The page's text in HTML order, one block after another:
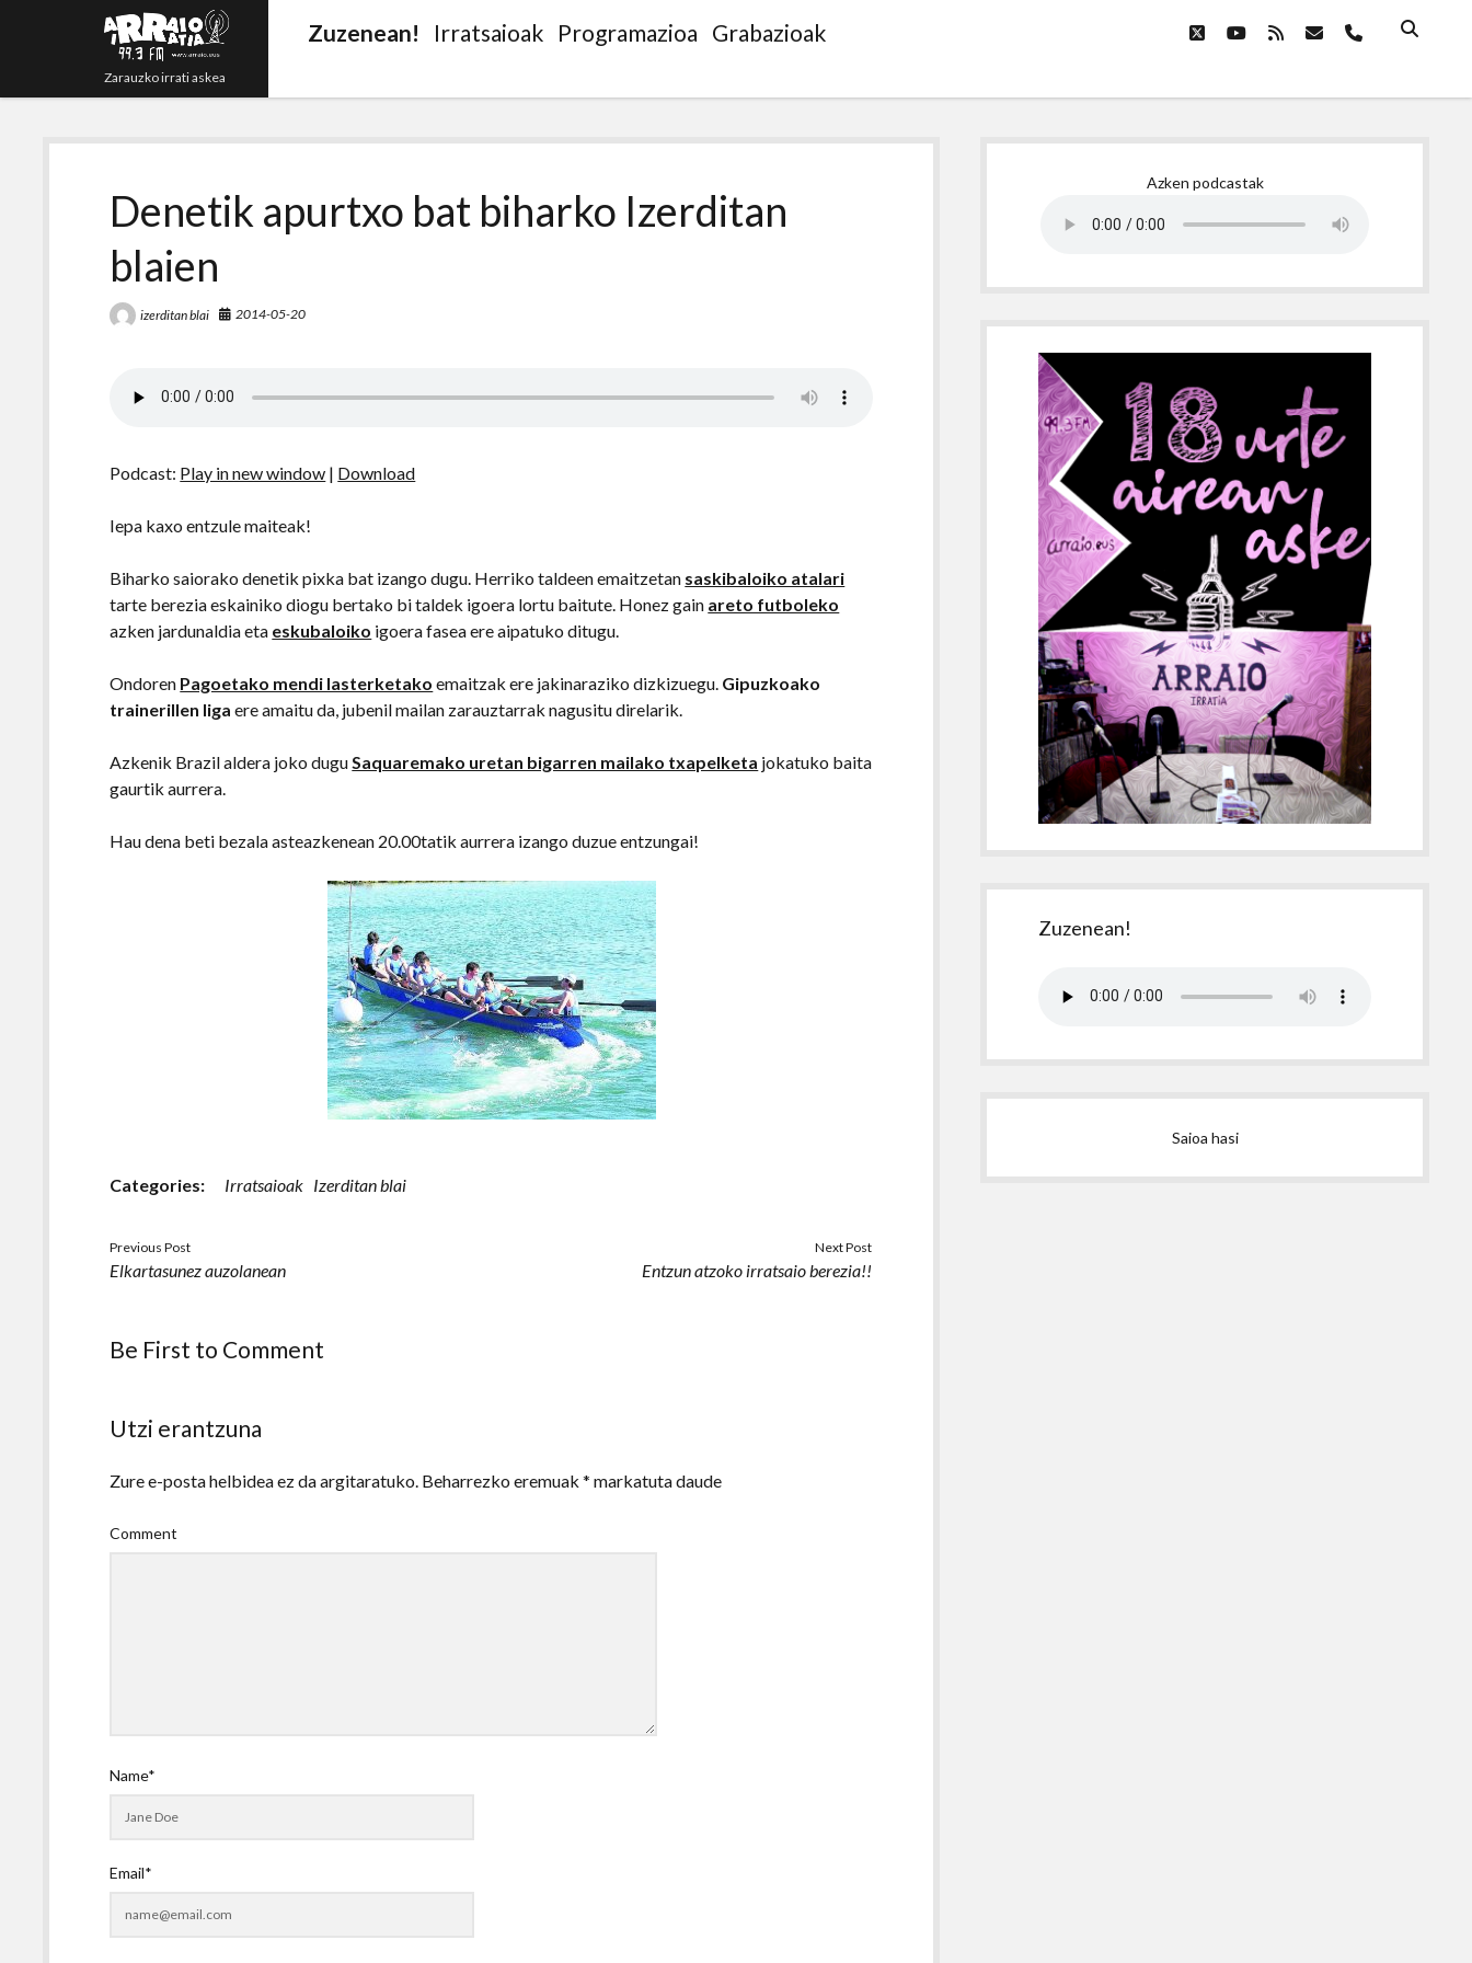
Zarauzko irrati askea
Zuzenean! Irratsaioak Programazioa Grabazioak twitteryoutube
rss emailphone
Denetik apurtxo bat biharko Izerditan
blaien
izerditan blai 2014-05-20
Podcast: Play in new window | Download
Iepa kaxo entzule maiteak!
Biharko saiorako denetik pixka bat izango dugu. Herriko taldeen emaitzetan saskibaloiko atalari
tarte berezia eskainiko diogu bertako bi taldek igoera lortu baitute. Honez gain areto futboleko
azken jardunaldia eta eskubaloiko igoera fasea ere aipatuko ditugu.
Ondoren Pagoetako mendi lasterketako emaitzak ere jakinaraziko dizkizuegu. Gipuzkoako
trainerillen liga ere amaitu da, jubenil mailan zarauztarrak nagusitu direlarik.
Azkenik Brazil aldera joko duguSaquaremako uretan bigarren mailako txapelketa jokatuko baita
gaurtik aurrera.
Hau dena beti bezala asteazkenean 20.00tatik aurrera izango duzue entzungai!
Categories: Irratsaioak Izerditan blai
Previous Post
Elkartasunez auzolanean
Next Post
Entzun atzoko irratsaio berezia!!
Be First to Comment
Utzi erantzuna
Zure e-posta helbidea ez da argitaratuko. Beharrezko eremuak* markatuta daude
Comment
Name*
Email*
Azken podcastak
Zuzenean!
Saioa hasi